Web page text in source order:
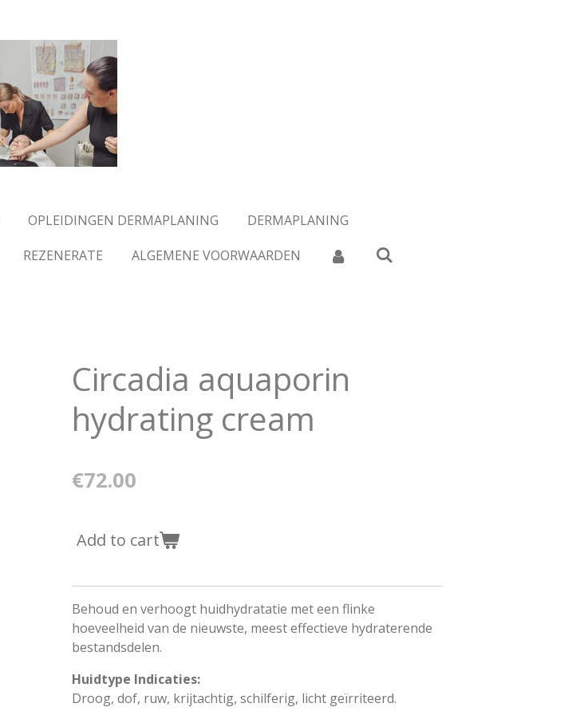
OPLEIDINGEN DERMAPLANING
DERMAPLANING
REZENERATE ALGEMENE VOORWAARDEN
Circadia aquaporin
hydrating cream
€72.00
Add to cart
Behoud en verhoogt huidhydratatie met een flinke
hoeveelheid van de nieuwste, meest effectieve hydraterende
bestandsdelen.
Huidtype Indicaties:
Droog, dof, ruw, krijtachtig, schilferig, licht geïrriteerd.